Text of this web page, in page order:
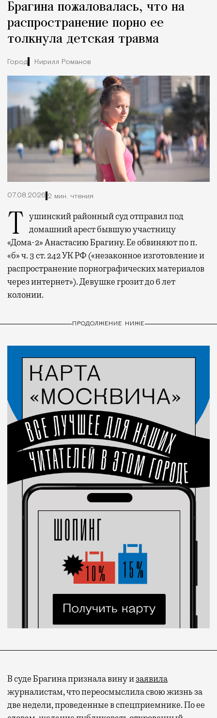
Брагина пожаловалась, что на
распространение порно ее
толкнула детская травма
Город Кирилл Романов
07.08.2026 2 мин. чтения
Тушинский районный суд отправил под домашний арест бывшую участницу
«Дома-2» Анастасию Брагину. Ее обвиняют по п.
«б» ч. 3 ст. 242 УК РФ («незаконное изготовление и
распространение порнографических материалов
через интернет»). Девушке грозит до 6 лет
колонии.
ПРОДОЛЖЕНИЕ НИЖЕ
В суде Брагина признала вину изаявила
журналистам, что переосмыслила свою жизнь за
две недели, проведенные в спецприемнике. По ее